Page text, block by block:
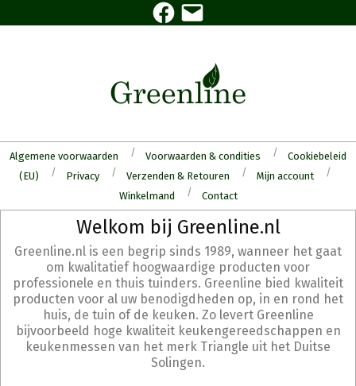
to
Facebook
E-
mail
Algemene voorwaarden Voorwaarden & condities
Cookiebeleid
(EU)
Privacy Verzenden & Retouren
Mijn account
Winkelmand
Contact
Menu
Welkom bij Greenline.nl
Greenline.nl is een begrip sinds 1989, wanneer het gaat
om kwalitatief hoogwaardige producten voor
professionele en thuis tuinders. Greenline bied kwaliteit
producten voor al uw benodigdheden op, in en rond het
huis, de tuin of de keuken. Zo levert Greenline
bijvoorbeeld hoge kwaliteit keukengereedschappen en
keukenmessen van het merk Triangle uit het Duitse
Solingen.